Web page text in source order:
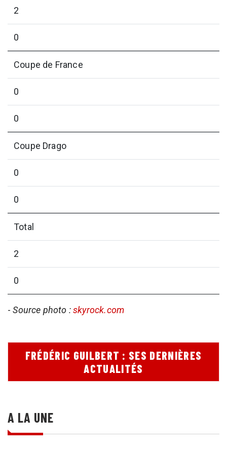
2
0
Coupe de France
0
0
Coupe Drago
0
0
Total
2
0
-Source photo :skyrock.com
FRÉDÉRIC GUILBERT : SES DERNIÈRES
ACTUALITÉS
A LA UNE